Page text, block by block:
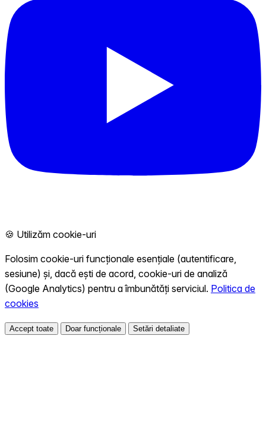
🍪 Utilizăm cookie-uri
Folosim cookie-uri funcționale esențiale (autentificare,
sesiune) și, dacă ești de acord, cookie-uri de analiză
(Google Analytics) pentru a îmbunătăți serviciul. Politica de
cookies
Accept toate Doar funcționale Setări detaliate